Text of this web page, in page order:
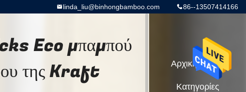
86--13507414166
linda_liu@binhongbamboo.com
Eco μπαμπού
της Kraft
Αρχική Σελίδα
Κατηγορίες